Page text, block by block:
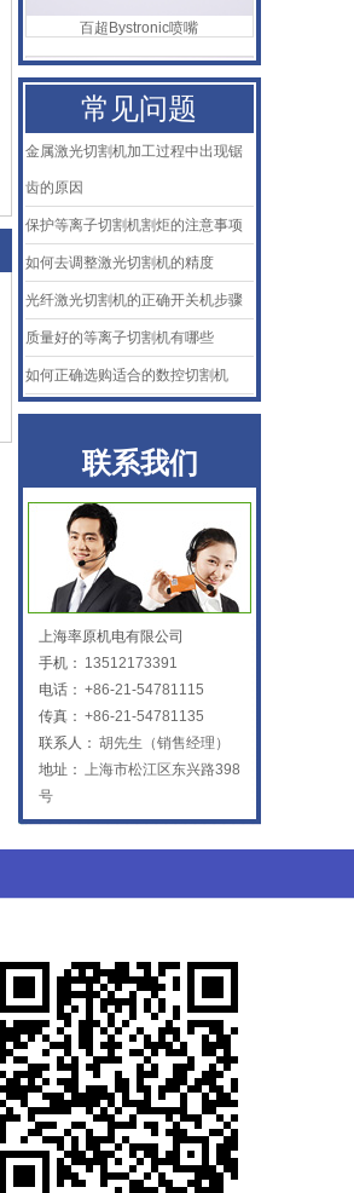
KTB2陶瓷体
AMADA阿玛达喷嘴
普雷喷嘴
常见问题
金属激光切割机加工过程中出现锯
齿的原因
保护等离子切割机割炬的注意事项
如何去调整激光切割机的精度
光纤激光切割机的正确开关机步骤
质量好的等离子切割机有哪些
如何正确选购适合的数控切割机
联系我们
上海率原机电有限公司
手机： 13512173391
电话： +86-21-54781115
传真： +86-21-54781135
联系人： 胡先生（销售经理）
地址： 上海市松江区东兴路398
号